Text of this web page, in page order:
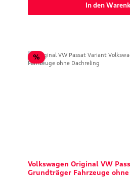
In den
%Rabatt
Volkswagen Original VW
Grundträger Fahrzeuge